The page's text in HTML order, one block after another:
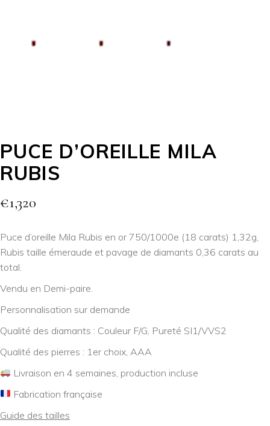
PUCE D’OREILLE MILA
RUBIS
€1,320
Puce d’oreille Mila Rubis en or 750/1000e (18 carats) 1,32g,
Rubis taille émeraude et pavage de diamants 0,36 carats au
total.
Vendu en Demi-paire.
Personnalisation sur demande
Qualité des diamants : Couleur F/G, Pureté SI1/VVS2
Qualité des pierres : 1er choix, AAA
Livraison en 4 semaines, production incluse
Fabrication française
Guide des tailles